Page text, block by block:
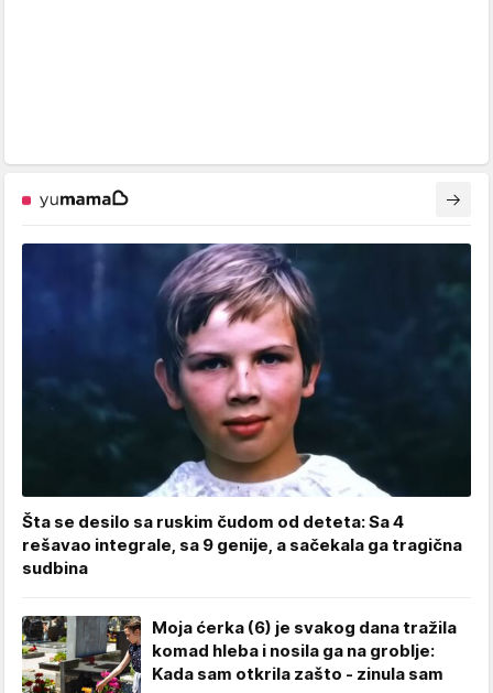
Šta se desilo sa ruskim čudom od deteta: Sa 4
rešavao integrale, sa 9 genije, a sačekala ga tragična
sudbina
Moja ćerka (6) je svakog dana tražila
komad hleba i nosila ga na groblje:
Kada sam otkrila zašto - zinula sam